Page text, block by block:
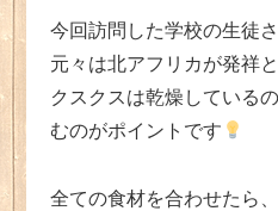
今回訪問した学校の生徒
元々は北アフリカが発祥
クスクスは乾燥している
むのがポイントです
全ての食材を合わせたら